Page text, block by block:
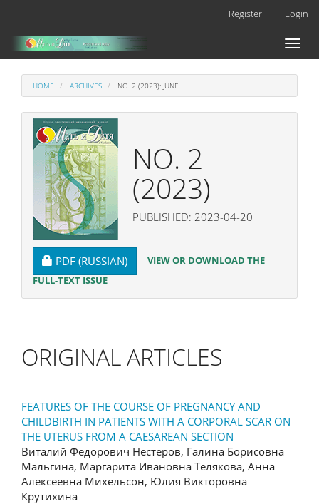
Main
Content
Register Login
Toggle
HOME ARCHIVES NO. 2 (2023): JUNE
NO. 2
(2023)
PUBLISHED: 2023-04-20
REQUIRES SUBSCRIPTION
PDF (RUSSIAN)
VIEW OR DOWNLOAD THE
FULL-TEXT ISSUE
ORIGINAL ARTICLES
FEATURES OF THE COURSE OF PREGNANCY AND
CHILDBIRTH IN PATIENTS WITH A CORPORAL SCAR ON
THE UTERUS FROM A CAESAREAN SECTION
Виталий Федорович Нестеров, Галина Борисовна
Мальгина, Маргарита Ивановна Телякова, Анна
Алексеевна Михельсон, Юлия Викторовна
Крутихина